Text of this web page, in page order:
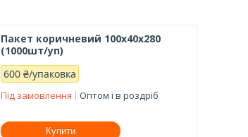
Пакет коричневий 100х40х280
(1000шт/уп)
600 ₴/упаковка
Під замовлення Оптом і в роздріб
Купити